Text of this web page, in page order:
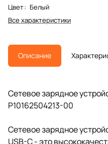
Цвет: Белый
Все характеристики
Описание
Сетевое зарядное
P10162504213-00
Сетевое зарядное
USB-C - это